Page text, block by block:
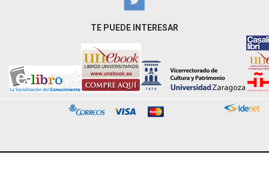
TE PUEDE INTERESAR